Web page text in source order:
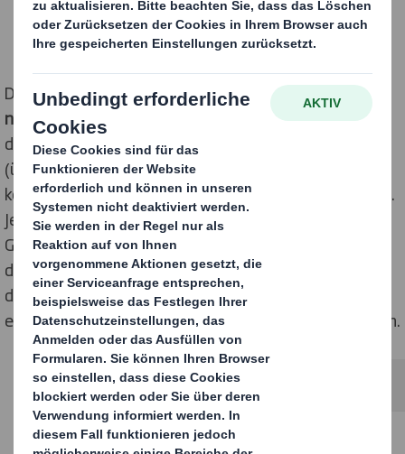
Die Studie eines derführenden Anbieter von
nachhaltiger Verpackung
zeigt, dass der
durchschnittliche Deutsche 31 Tage seines Lebens
(über 13 Minuten pro Woche) damit verbringt, zu
komplizierte und unpassende Verpackungen zu öffnen.
Jeder Zehnte leidet in diesem Zusammenhang unter
Gefühlen des Scheiterns und knapp ein Viertel (24 %)
der Befragten gibt an, schon mindestens einmal bei
dem Versuch eine Verpackung zu öffnen, das
enthaltene Produkt versehentlich beschädigt zu haben.